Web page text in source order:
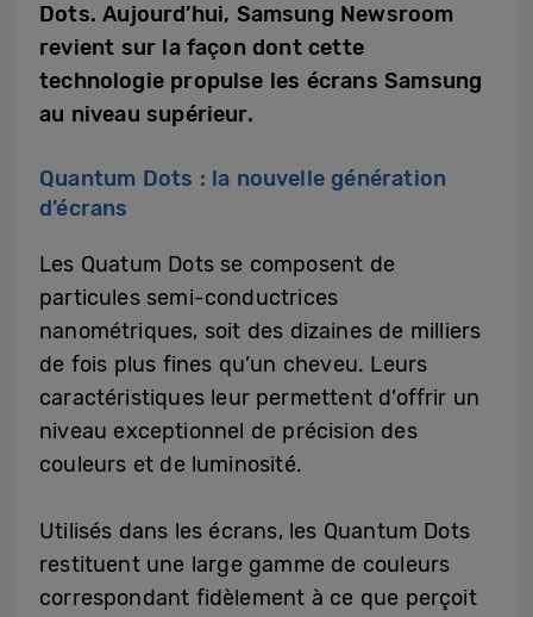
Dots. Aujourd’hui, Samsung Newsroom
revient sur la façon dont cette
technologie propulse les écrans Samsung
au niveau supérieur.
Quantum Dots : la nouvelle génération
d’écrans
Les Quatum Dots se composent de
particules semi-conductrices
nanométriques, soit des dizaines de milliers
de fois plus fines qu’un cheveu. Leurs
caractéristiques leur permettent d’offrir un
niveau exceptionnel de précision des
couleurs et de luminosité.
Utilisés dans les écrans, les Quantum Dots
restituent une large gamme de couleurs
correspondant fidèlement à ce que perçoit